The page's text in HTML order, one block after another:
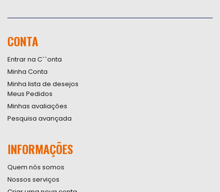
Newsletter:
CONTA
Entrar na C``onta
Minha Conta
Minha lista de desejos
Meus Pedidos
Minhas avaliações
Pesquisa avançada
INFORMAÇÕES
Quem nós somos
Nossos serviços